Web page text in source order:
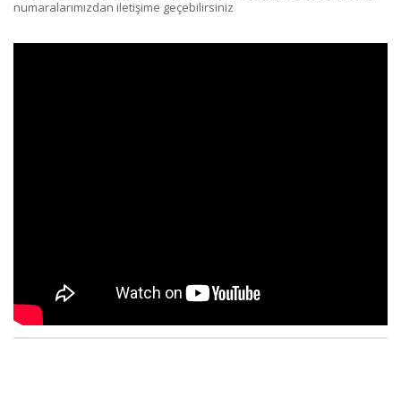
numaralarımızdan iletişime geçebilirsiniz